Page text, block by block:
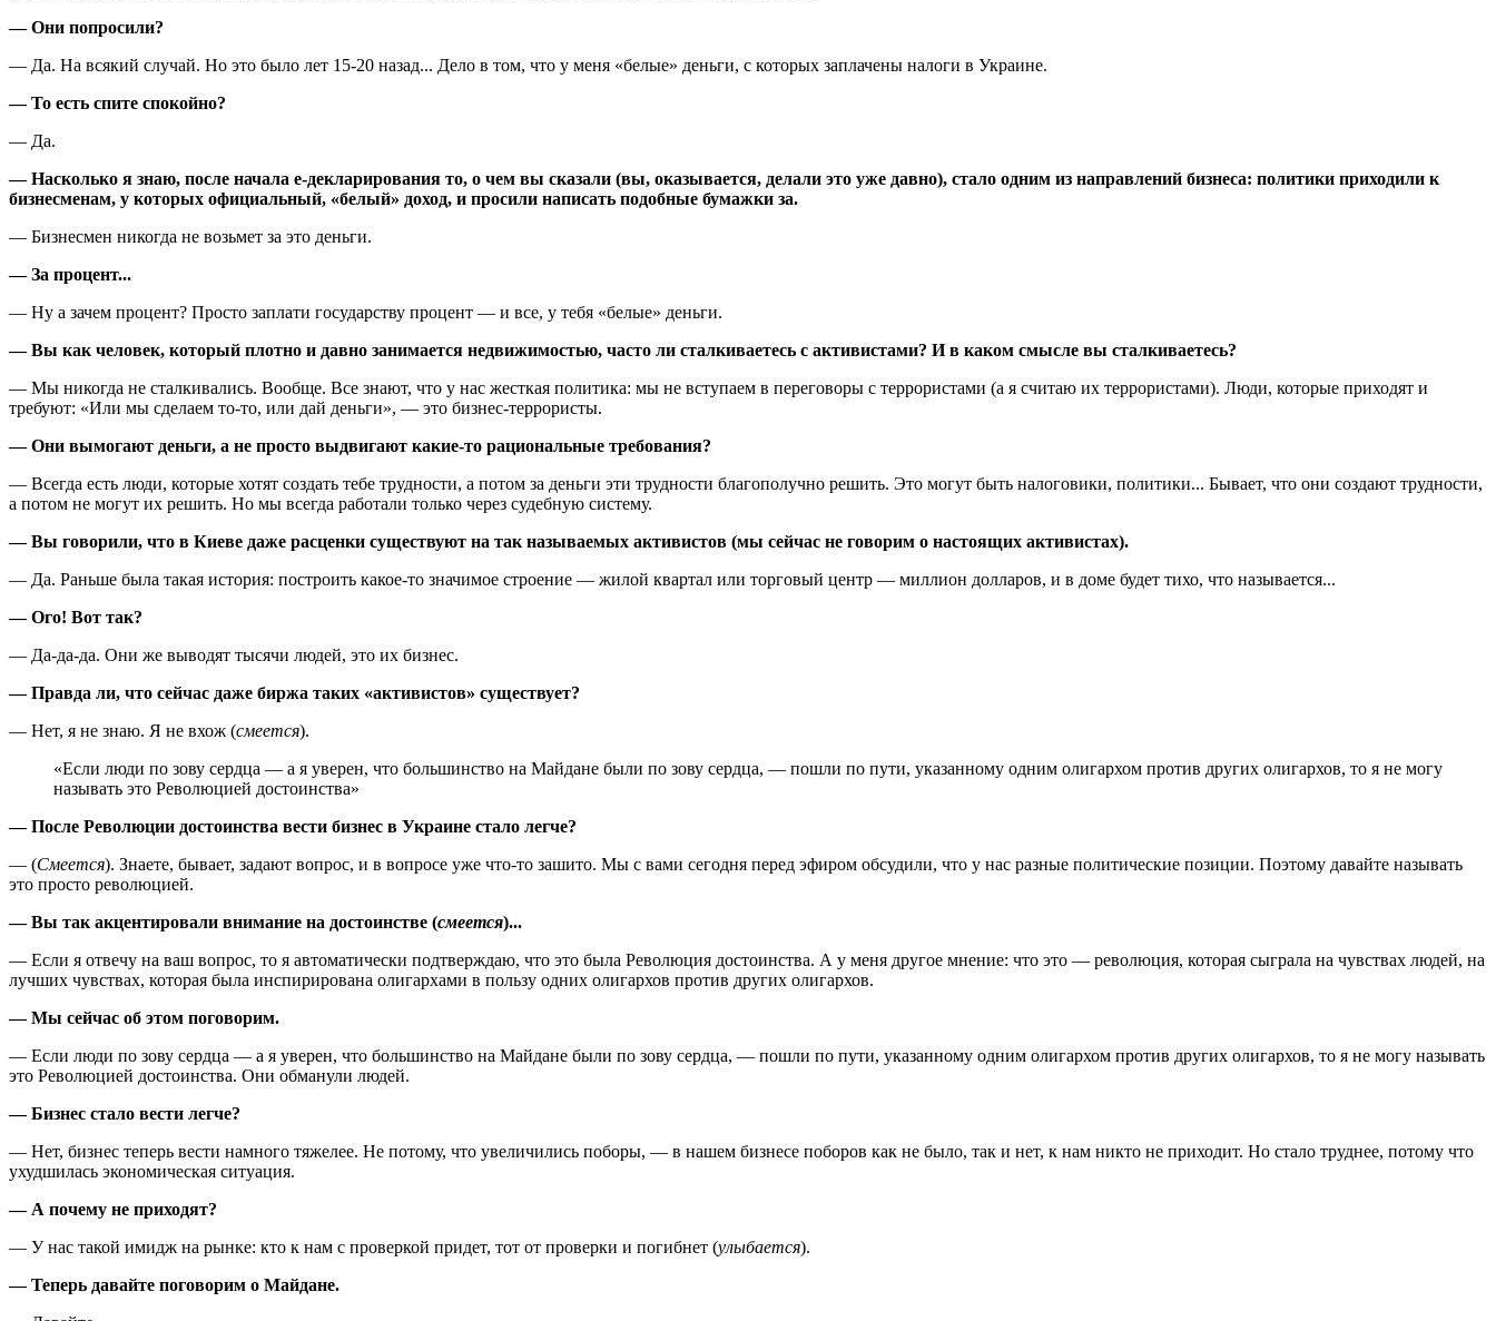
— Они попросили?
— Да. На всякий случай. Но это было лет 15-20 назад... Дело в том, что у меня «белые» деньги, с которых заплачены налоги в Украине.
— То есть спите спокойно?
— Да.
— Насколько я знаю, после начала е-декларирования то, о чем вы сказали (вы, оказывается, делали это уже давно), стало одним из направлений бизнеса: политики приходили к
бизнесменам, у которых официальный, «белый» доход, и просили написать подобные бумажки за.
— Бизнесмен никогда не возьмет за это деньги.
— За процент...
— Ну а зачем процент? Просто заплати государству процент — и все, у тебя «белые» деньги.
— Вы как человек, который плотно и давно занимается недвижимостью, часто ли сталкиваетесь с активистами? И в каком смысле вы сталкиваетесь?
— Мы никогда не сталкивались. Вообще. Все знают, что у нас жесткая политика: мы не вступаем в переговоры с террористами (а я считаю их террористами). Люди, которые приходят и
требуют: «Или мы сделаем то-то, или дай деньги», — это бизнес-террористы.
— Они вымогают деньги, а не просто выдвигают какие-то рациональные требования?
— Всегда есть люди, которые хотят создать тебе трудности, а потом за деньги эти трудности благополучно решить. Это могут быть налоговики, политики... Бывает, что они создают трудности,
а потом не могут их решить. Но мы всегда работали только через судебную систему.
— Вы говорили, что в Киеве даже рас­ценки существуют на так называемых активистов (мы сейчас не говорим о настоящих активистах).
— Да. Раньше была такая история: построить какое-то значимое строение — жилой квартал или торговый центр — миллион долларов, и в доме будет тихо, что называется...
— Ого! Вот так?
— Да-да-да. Они же выводят тысячи людей, это их бизнес.
— Правда ли, что сейчас даже биржа таких «активистов» существует?
— Нет, я не знаю. Я не вхож (смеется).
«Если люди по зову сердца — а я уверен, что большинство на Майдане были по зову сердца, — пошли по пути, указанному одним олигархом против других олигархов, то я не могу
называть это Революцией достоинства»
— После Революции достоинства вести бизнес в Украине стало легче?
— (Смеется). Знаете, бывает, задают вопрос, и в вопросе уже что-то зашито. Мы с вами сегодня перед эфиром обсудили, что у нас разные политические позиции. Поэтому давайте называть
это просто революцией.
— Вы так акцентировали внимание на достоинстве (смеется)...
— Если я отвечу на ваш вопрос, то я автоматически подтверждаю, что это была Революция достоинства. А у меня другое мнение: что это — революция, которая сыграла на чувствах людей, на
лучших чувствах, которая была инспирирована олигархами в пользу одних олигархов против других олигархов.
— Мы сейчас об этом поговорим.
— Если люди по зову сердца — а я уверен, что большинство на Майдане были по зову сердца, — пошли по пути, указанному одним олигархом против других олигархов, то я не могу называть
это Революцией достоинства. Они обманули людей.
— Бизнес стало вести легче?
— Нет, бизнес теперь вести намного тяжелее. Не потому, что увеличились поборы, — в нашем бизнесе поборов как не было, так и нет, к нам никто не приходит. Но стало труднее, потому что
ухудшилась экономическая ситуация.
— А почему не приходят?
— У нас такой имидж на рынке: кто к нам с проверкой придет, тот от проверки и погибнет (улыбается).
— Теперь давайте поговорим о Майдане.